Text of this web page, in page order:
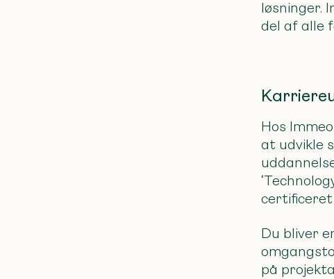
løsninger.
del af alle
Hos
at udvikle
Du bliver
på